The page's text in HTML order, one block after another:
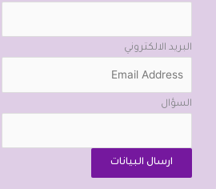
البريد الالكتروني
السؤال
ارسال البيانات